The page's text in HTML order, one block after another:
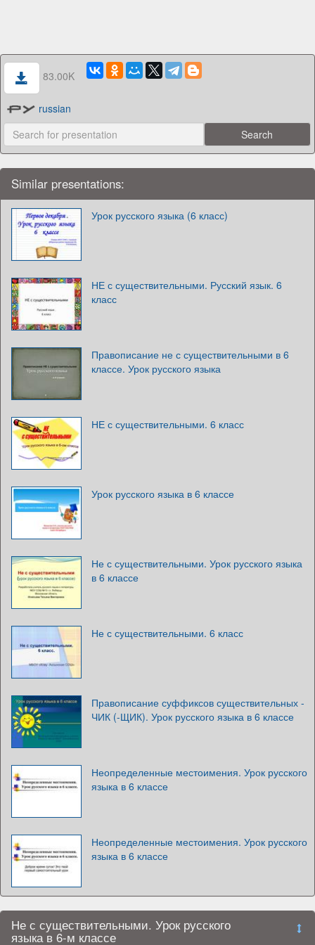
83.00K
russian
Similar presentations:
Урок русского языка (6 класс)
НЕ с существительными. Русский язык. 6
класс
Правописание не с существительными в 6
классе. Урок русского языка
НЕ с существительными. 6 класс
Урок русского языка в 6 классе
Не с существительными. Урок русского языка
в 6 классе
Не с существительными. 6 класс
Правописание суффиксов существительных -
ЧИК (-ЩИК). Урок русского языка в 6 классе
Неопределенные местоимения. Урок русского
языка в 6 классе
Неопределенные местоимения. Урок русского
языка в 6 классе
Не с существительными. Урок русского
языка в 6-м классе